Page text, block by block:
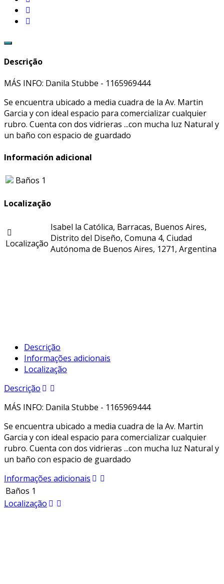
Descrição
MÁS INFO: Danila Stubbe - 1165969444
Se encuentra ubicado a media cuadra de la Av. Martin
Garcia y con ideal espacio para comercializar cualquier
rubro. Cuenta con dos vidrieras ...con mucha luz Natural y
un baño con espacio de guardado
Información adicional
Baños 1
Localização
Localização
Isabel la Católica, Barracas, Buenos Aires,
Distrito del Diseño, Comuna 4, Ciudad
Autónoma de Buenos Aires, 1271, Argentina
Descrição
Informações adicionais
Localização
Descrição
MÁS INFO: Danila Stubbe - 1165969444
Se encuentra ubicado a media cuadra de la Av. Martin
Garcia y con ideal espacio para comercializar cualquier
rubro. Cuenta con dos vidrieras ...con mucha luz Natural y
un baño con espacio de guardado
Informações adicionais
Baños 1
Localização